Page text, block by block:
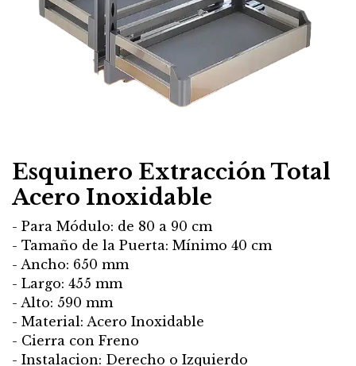
Esquinero Extracción Total
Acero Inoxidable
- Para Módulo: de 80 a 90 cm
- Tamaño de la Puerta: Mínimo 40 cm
- Ancho: 650 mm
- Largo: 455 mm
- Alto: 590 mm
- Material: Acero Inoxidable
- Cierra con Freno
- Instalacion: Derecho o Izquierdo